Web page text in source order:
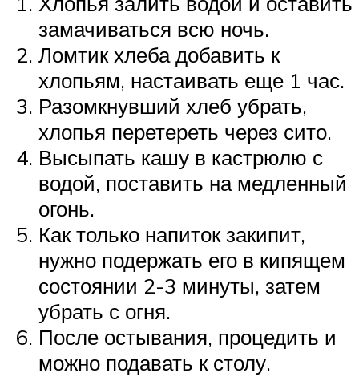
замачиваться всю ночь.
Ломтик хлеба добавить к
хлопьям, настаивать еще 1 час.
Разомкнувший хлеб убрать,
хлопья перетереть через сито.
Высыпать кашу в кастрюлю с
водой, поставить на медленный
огонь.
Как только напиток закипит,
нужно подержать его в кипящем
состоянии 2-3 минуты, затем
убрать с огня.
После остывания, процедить и
можно подавать к столу.